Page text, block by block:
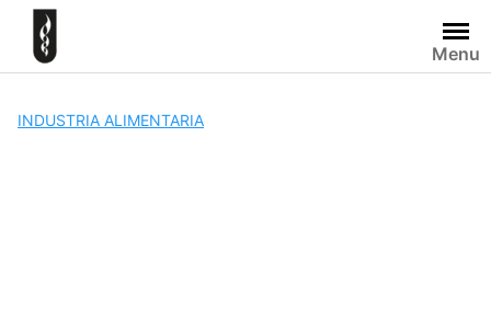
Skip
content
Menu
INDUSTRIA ALIMENTARIA